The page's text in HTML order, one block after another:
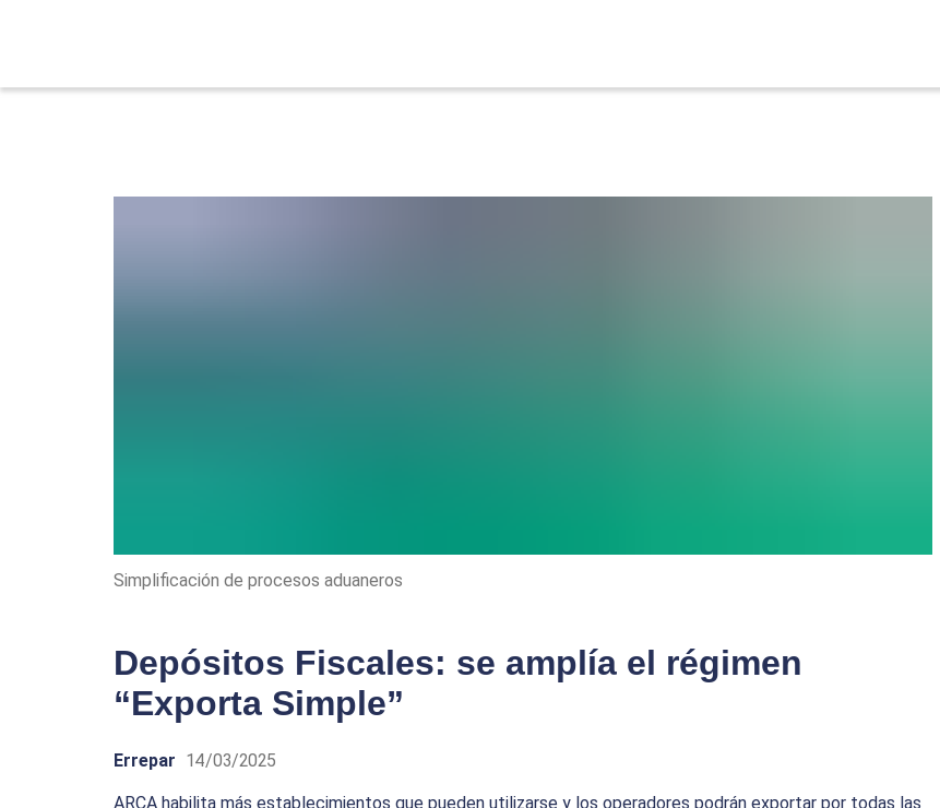
Simplificación de procesos aduaneros
Depósitos Fiscales: se amplía el régimen
“Exporta Simple”
Errepar 14/03/2025
ARCA habilita más establecimientos que pueden utilizarse y los operadores podrán exportar por todas las